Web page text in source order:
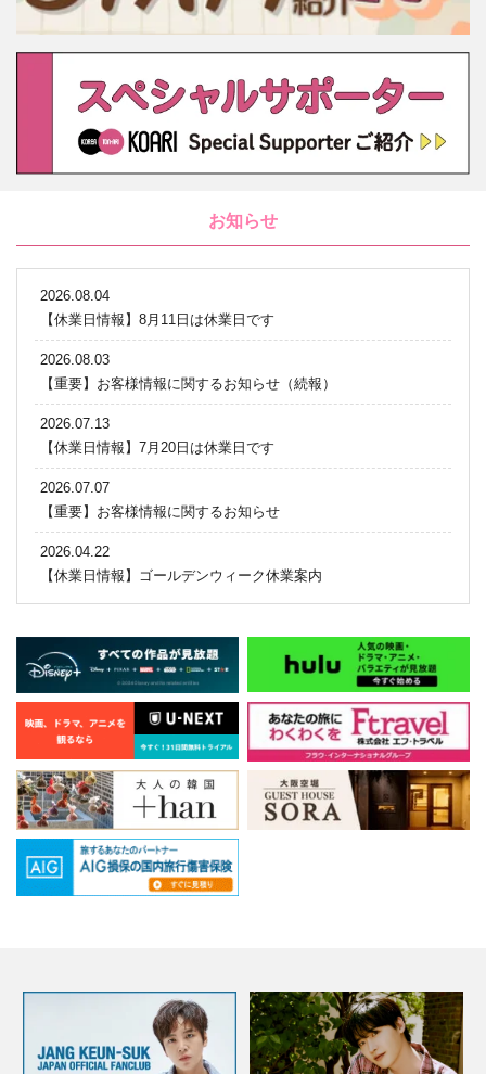
お知らせ
2026.08.04
【休業日情報】8月11日は休業日です
2026.08.03
【重要】お客様情報に関するお知らせ（続報）
2026.07.13
【休業日情報】7月20日は休業日です
2026.07.07
【重要】お客様情報に関するお知らせ
2026.04.22
【休業日情報】ゴールデンウィーク休業案内